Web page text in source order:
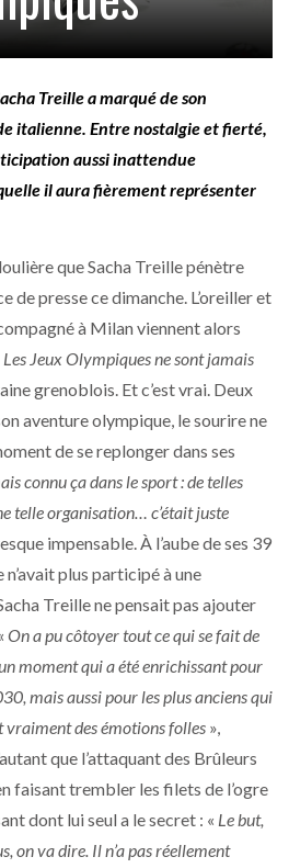
Treille a marqué de son
italienne. Entre nostalgie et fierté,
aussi inattendue
il aura fièrement représenter
que Sacha Treille pénètre
de presse ce dimanche. L’oreiller et
à Milan viennent alors
Les Jeux Olympiques ne sont jamais
grenoblois. Et c’est vrai. Deux
aventure olympique, le sourire ne
de se replonger dans ses
connu ça dans le sport : de telles
telle organisation… c’était juste
impensable. À l’aube de ses 39
plus participé à une
Treille ne pensait pas ajouter
On a pu côtoyer tout ce qui se fait de
moment qui a été enrichissant pour
mais aussi pour les plus anciens qui
vraiment des émotions folles »,
que l’attaquant des Brûleurs
faisant trembler les filets de l’ogre
dont lui seul a le secret : « Le but,
on va dire. Il n’a pas réellement